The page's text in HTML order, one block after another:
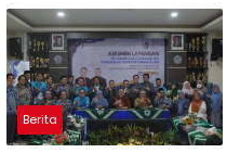
Berita